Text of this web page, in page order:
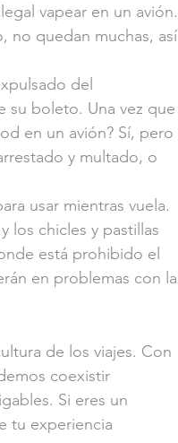
vapear en un avión.
no quedan muchas, así
del
su boleto. Una vez que
en un avión? Sí, pero
y multado, o
usar mientras vuela.
los chicles y pastillas
está prohibido el
en problemas con la
de los viajes. Con
coexistir
Si eres un
tu experiencia